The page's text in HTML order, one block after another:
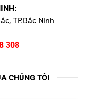
TP.Bắc Ninh
308
CHÚNG TÔI